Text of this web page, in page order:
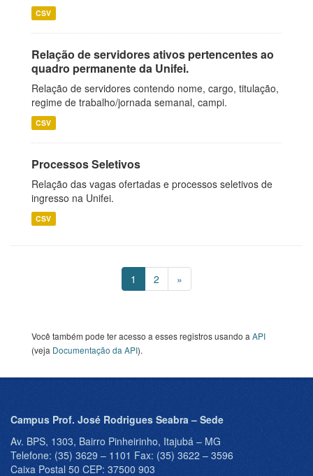
CSV
Relação de servidores ativos pertencentes ao
quadro permanente da Unifei.
Relação de servidores contendo nome, cargo, titulação,
regime de trabalho/jornada semanal, campi.
CSV
Processos Seletivos
Relação das vagas ofertadas e processos seletivos de
ingresso na Unifei.
CSV
1 2 »
Você também pode ter acesso a esses registros usando a API
(veja Documentação da API).
Campus Prof. José Rodrigues Seabra – Sede
Av. BPS, 1303, Bairro Pinheirinho, Itajubá – MG
Telefone: (35) 3629 – 1101 Fax: (35) 3622 – 3596
Caixa Postal 50 CEP: 37500 903